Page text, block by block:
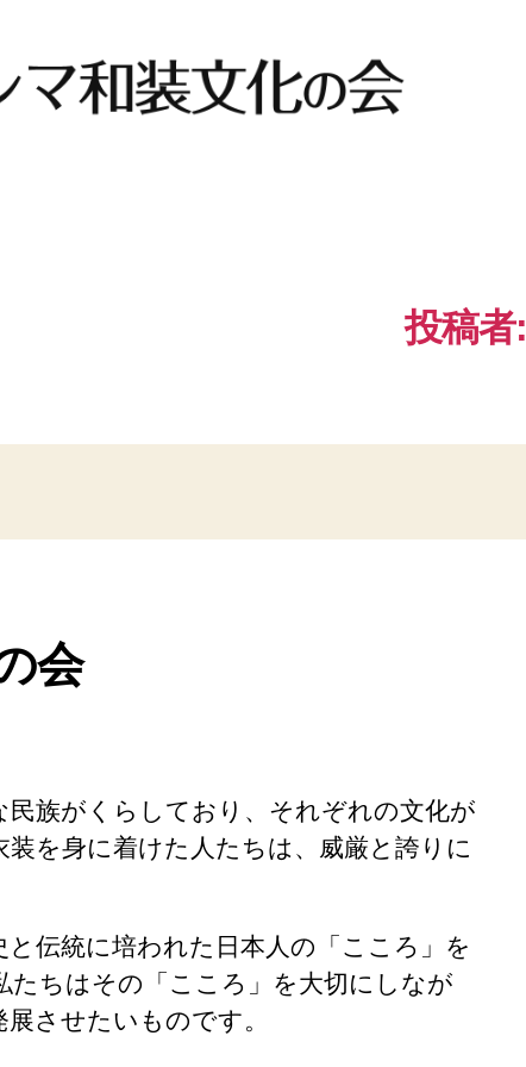
投稿者:
会
民族がくらしており、それぞれの文化が
装を身に着けた人たちは、威厳と誇りに
と伝統に培われた日本人の「こころ」を
たちはその「こころ」を大切にしなが
させたいものです。